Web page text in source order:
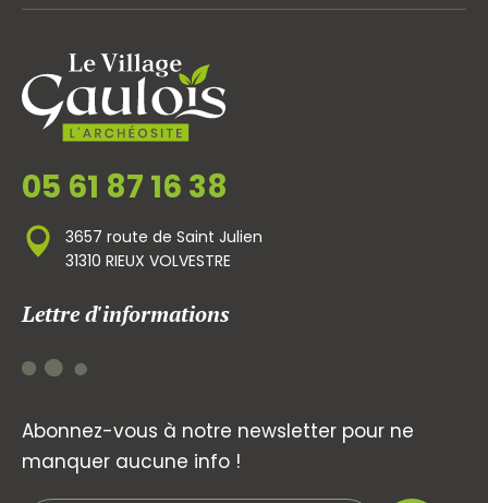
05 61 87 16 38
3657 route de Saint Julien
31310 RIEUX VOLVESTRE
Lettre d'informations
Abonnez-vous à notre newsletter pour ne
manquer aucune info !